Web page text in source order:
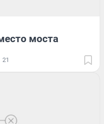
моста
21